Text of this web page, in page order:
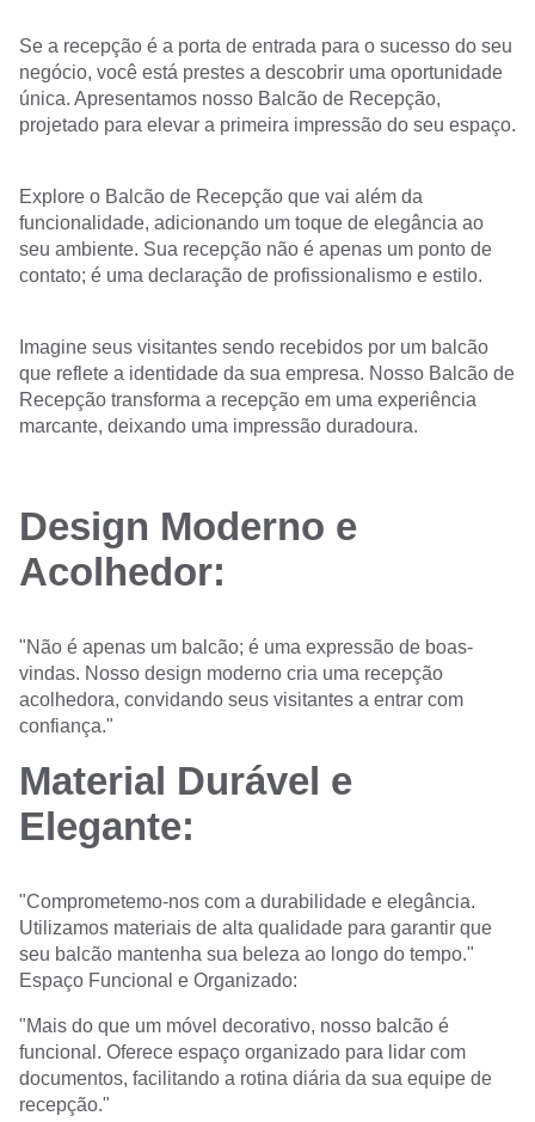
Se a recepção é a porta de entrada para o sucesso do seu
negócio, você está prestes a descobrir uma oportunidade
única. Apresentamos nosso Balcão de Recepção,
projetado para elevar a primeira impressão do seu espaço.
Explore o Balcão de Recepção que vai além da
funcionalidade, adicionando um toque de elegância ao
seu ambiente. Sua recepção não é apenas um ponto de
contato; é uma declaração de profissionalismo e estilo.
Imagine seus visitantes sendo recebidos por um balcão
que reflete a identidade da sua empresa. Nosso Balcão de
Recepção transforma a recepção em uma experiência
marcante, deixando uma impressão duradoura.
Design Moderno e
Acolhedor:
"Não é apenas um balcão; é uma expressão de boas-
vindas. Nosso design moderno cria uma recepção
acolhedora, convidando seus visitantes a entrar com
confiança."
Material Durável e
Elegante:
"Comprometemo-nos com a durabilidade e elegância.
Utilizamos materiais de alta qualidade para garantir que
seu balcão mantenha sua beleza ao longo do tempo."
Espaço Funcional e Organizado:
"Mais do que um móvel decorativo, nosso balcão é
funcional. Oferece espaço organizado para lidar com
documentos, facilitando a rotina diária da sua equipe de
recepção."